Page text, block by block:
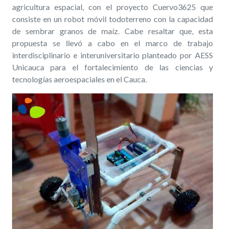
agricultura espacial, con el proyecto Cuervo3625 que
consiste en un robot móvil todoterreno con la capacidad
de sembrar granos de maíz. Cabe resaltar que, esta
propuesta se llevó a cabo en el marco de trabajo
interdisciplinario e interuniversitario planteado por AESS
Unicauca para el fortalecimiento de las ciencias y
tecnologías aeroespaciales en el Cauca.